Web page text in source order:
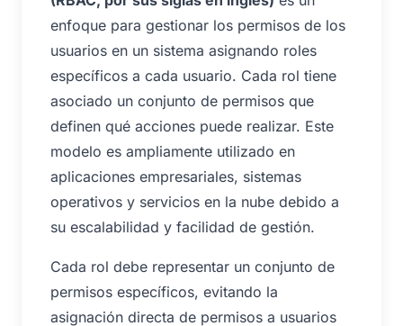
enfoque para gestionar los permisos de los
usuarios en un sistema asignando roles
específicos a cada usuario. Cada rol tiene
asociado un conjunto de permisos que
definen qué acciones puede realizar. Este
modelo es ampliamente utilizado en
aplicaciones empresariales, sistemas
operativos y servicios en la nube debido a
su escalabilidad y facilidad de gestión.
Cada rol debe representar un conjunto de
permisos específicos, evitando la
asignación directa de permisos a usuarios